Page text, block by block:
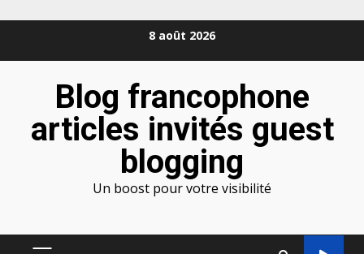
8 août 2026
Blog francophone
articles invités guest
blogging
Un boost pour votre visibilité